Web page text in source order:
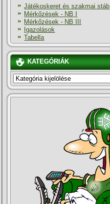
Játékoskeret és szakmai stáb
Mérkőzések - NB I
Mérkőzések - NB III
Igazolások
Tabella
KATEGÓRIÁK
KATEGÓRIÁK